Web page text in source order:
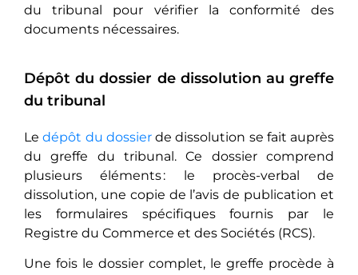
du tribunal pour vérifier la conformité des
documents nécessaires.
Dépôt du dossier de dissolution au greffe
du tribunal
Ledépôt du dossierde dissolution se fait auprès
du greffe du tribunal. Ce dossier comprend
plusieurs éléments : le procès-verbal de
dissolution, une copie de l’avis de publication et
les formulaires spécifiques fournis par le
Registre du Commerce et des Sociétés (RCS).
Une fois le dossier complet, le greffe procède à